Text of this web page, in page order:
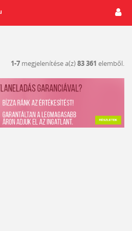
1-7 megjelenítése a(z)83 361 elemből.